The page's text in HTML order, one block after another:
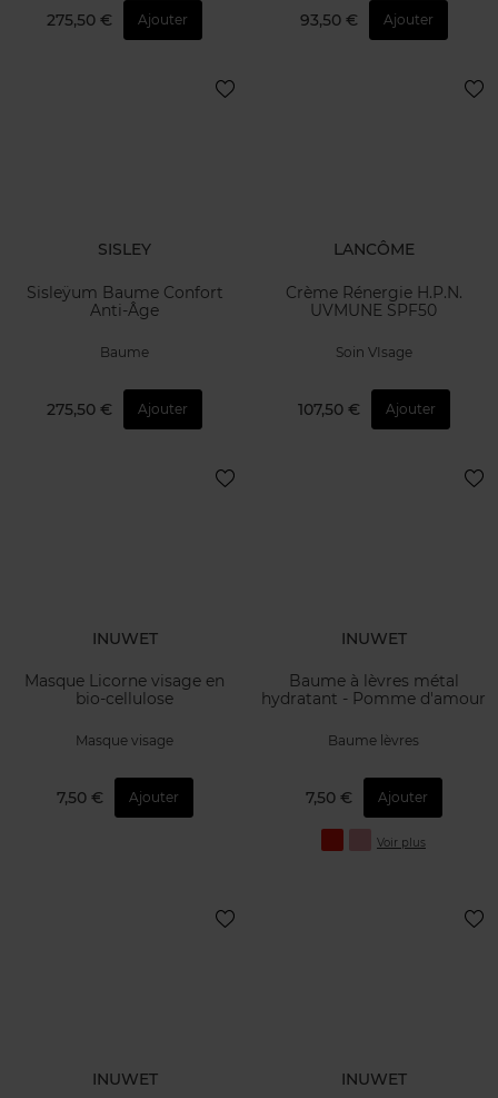
275,50 € Ajouter 93,50 € Ajouter
SISLEY
Sisleÿum Baume Confort
Anti-Âge
Baume
275,50 € Ajouter
LANCÔME
Crème Rénergie H.P.N.
UVMUNE SPF50
Soin VIsage
107,50 € Ajouter
INUWET
Masque Licorne visage en
bio-cellulose
Masque visage
7,50 € Ajouter
INUWET
Baume à lèvres métal
hydratant - Pomme d'amour
Baume lèvres
7,50 € Ajouter
Voir plus
INUWET INUWET